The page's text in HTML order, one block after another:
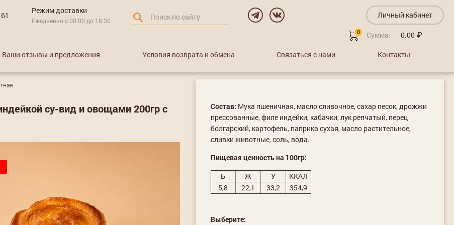
Режим доставки
Ежедневно с 08:00 до 18:30
Личный кабинет
0 Сумма: 0.00
Ваши отзывы и предложения Условия возврата и обмена Связаться с нами Контакты
су-вид и овощами 200гр с
Состав: Мука пшеничная, масло сливочное, сахар песок, дрожжи
прессованные, филе индейки, кабачки, лук репчатый, перец
болгарский, картофель, паприка сухая, масло растительное,
сливки животные, соль, вода.
Пищевая ценность на 100гр:
Б
Ж У
ККАЛ
5,8
22,1 33,2 354,9
Выберите: